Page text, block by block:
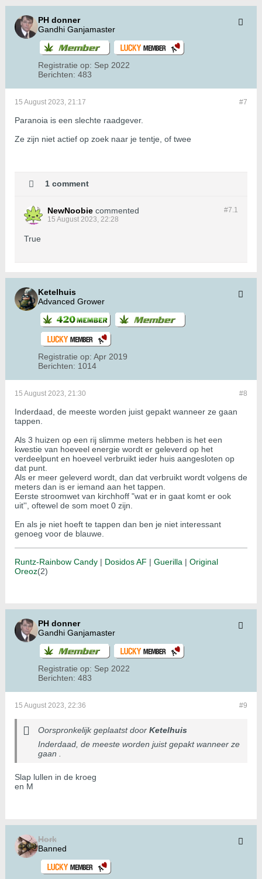
PH donner
Gandhi Ganjamaster
Registratie op: Sep 2022
Berichten: 483
#7
15 August 2023, 21:17
Paranoia is een slechte raadgever.
Ze zijn niet actief op zoek naar je tentje, of twee
1 comment
#7.1
NewNoobie commented
15 August 2023, 22:28
True
Ketelhuis
Advanced Grower
Registratie op: Apr 2019
Berichten: 1014
#8
15 August 2023, 21:30
Inderdaad, de meeste worden juist gepakt wanneer ze gaan
tappen.
Als 3 huizen op een rij slimme meters hebben is het een
kwestie van hoeveel energie wordt er geleverd op het
verdeelpunt en hoeveel verbruikt ieder huis aangesloten op
dat punt.
Als er meer geleverd wordt, dan dat verbruikt wordt volgens de
meters dan is er iemand aan het tappen.
Eerste stroomwet van kirchhoff "wat er in gaat komt er ook
uit'', oftewel de som moet 0 zijn.
En als je niet hoeft te tappen dan ben je niet interessant
genoeg voor de blauwe.
Runtz-Rainbow Candy | Dosidos AF | Guerilla | Original
Oreoz(2)
PH donner
Gandhi Ganjamaster
Registratie op: Sep 2022
Berichten: 483
#9
15 August 2023, 22:36
Oorspronkelijk geplaatst door Ketelhuis
Inderdaad, de meeste worden juist gepakt wanneer ze
gaan .
Slap lullen in de kroeg
en M
Hork
Banned